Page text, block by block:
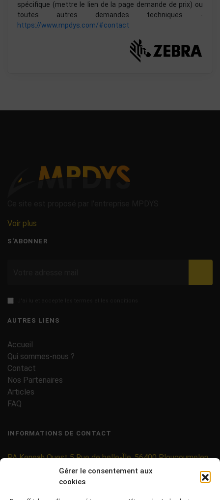
Gérer le consentement aux
cookies
spécifique (mettre le lien de la page demande de prix) ou
toutes autres demandes techniques -
https://www.mpdys.com/#contact
Voir plus
S'ABONNER
AUTRES LIENS
Accueil
Qui sommes-nous ?
Contact
Nos Partenaires
Articles
FAQ
INFORMATIONS DE CONTACT
PA Keneah Ouest 5 Rue de belle-Île, 56400 Plougoumelen
contact@etiquettes-adhesives-rouleaux.com
09 71 37 25 93